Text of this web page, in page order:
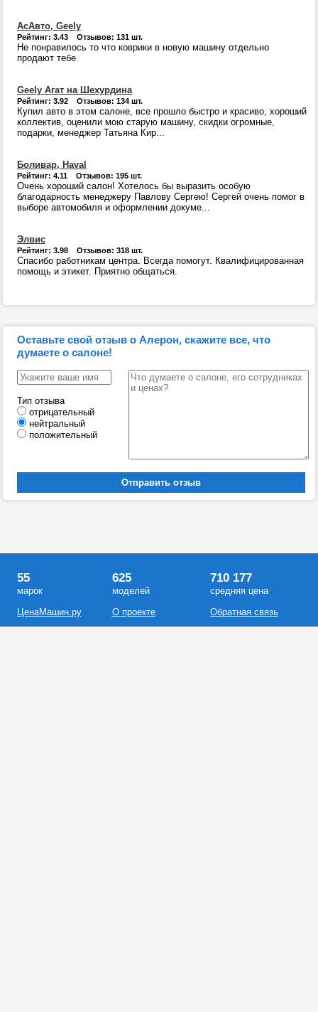
АсАвто, Geely
Рейтинг: 3.43 Отзывов: 131 шт.
Не понравилось то что коврики в новую машину отдельно
продают тебе
Geely Агат на Шехурдина
Рейтинг: 3.92 Отзывов: 134 шт.
Купил авто в этом салоне, все прошло быстро и красиво, хороший
коллектив, оценили мою старую машину, скидки огромные,
подарки, менеджер Татьяна Кир...
Боливар, Haval
Рейтинг: 4.11 Отзывов: 195 шт.
Очень хороший салон! Хотелось бы выразить особую
благодарность менеджеру Павлову Сергею! Сергей очень помог в
выборе автомобиля и оформлении докуме...
Элвис
Рейтинг: 3.98 Отзывов: 318 шт.
Спасибо работникам центра. Всегда помогут. Квалифицированная
помощь и этикет. Приятно общаться.
Оставьте свой отзыв о Алерон, скажите все, что
думаете о салоне!
Тип отзыва
отрицательный
нейтральный
положительный
55
марок
ЦенаМашин.ру
625
моделей
О проекте
710 177
средняя цена
Обратная связь